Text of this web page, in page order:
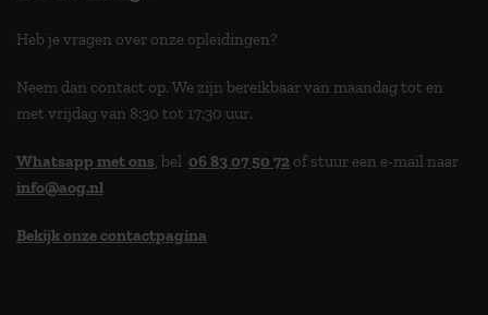
Heb je vragen over onze opleidingen?
Neem dan contact op. We zijn bereikbaar van maandag tot en
met vrijdag van 8:30 tot 17:30 uur.
Whatsapp met ons, bel 06 83 07 50 72 of stuur een e-mail naar
info@aog.nl
Bekijk onze contactpagina